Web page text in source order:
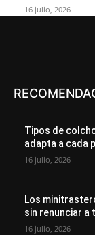
16 julio, 2026
Tipos de
adapta a cada
16 julio, 2026
Los
sin renunciar a
16 julio, 2026